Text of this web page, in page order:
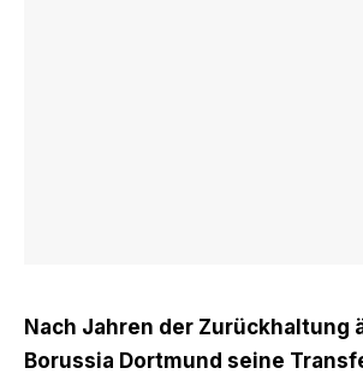
Nach Jahren der Zurückhaltung
Borussia Dortmund seine